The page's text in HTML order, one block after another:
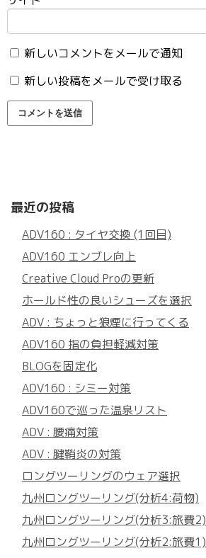
新しいコメントをメールで通知
新しい投稿をメールで受け取る
最近の投稿
ADV160 : タイヤ交換 (1回目)
ADV160 エンブレ向上
Creative Cloud Proの更新
ホールド性の良いシューズを選択
ADV : ちょっと狼煙に行ってくる
ADV160 指の負担軽減対策
BLOGを固定化
ADV160 : シミー対策
ADV160で巡った温泉リスト
ADV : 腰痛対策
ADV : 腱鞘炎の対策
ロングツーリングのウェア選択
九州ロングツーリング(分析4:荷物)
九州ロングツーリング(分析3:旅費2)
九州ロングツーリング(分析2:旅費1)